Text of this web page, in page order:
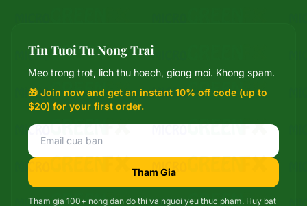
Tin Tuoi Tu Nong Trai
Meo trong trot, lich thu hoach, giong moi. Khong spam.
🎁 Join now and get an instant 10% off code (up to
$20) for your first order.
Tham Gia
Tham gia 100+ nong dan do thi va nguoi yeu thuc pham. Huy bat
Mixie
trợ lý microGREEN FX